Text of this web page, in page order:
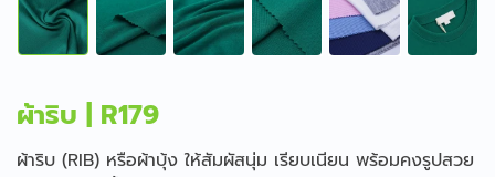
ผ้าริบ | R179
ผ้าริบ (RIB) หรือผ้าบุ้ง ให้สัมผัสนุ่ม เรียบเนียน พร้อมคงรูปสวย